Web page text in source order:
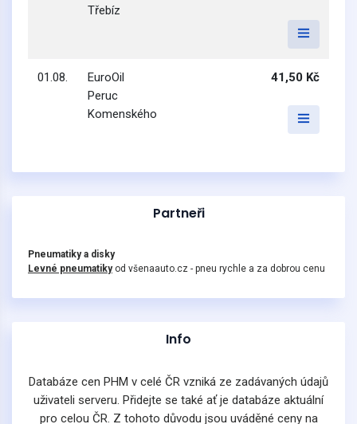
Třebíz
01.08.
EuroOil
Peruc
Komenského
41,50 Kč
Partneři
Pneumatiky a disky
Levné pneumatikyod všenaauto.cz - pneu rychle a za dobrou cenu
Info
Databáze cen PHM v celé ČR vzniká ze zadávaných údajů
uživateli serveru. Přidejte se také ať je databáze aktuální
pro celou ČR. Z tohoto důvodu jsou uváděné ceny na